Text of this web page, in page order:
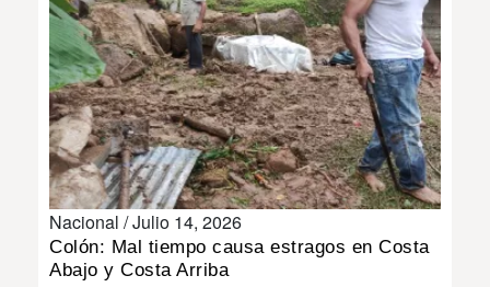
IMPRESO
Nacional /Julio 14, 2026
Colón: Mal tiempo causa estragos en Costa
Abajo y Costa Arriba